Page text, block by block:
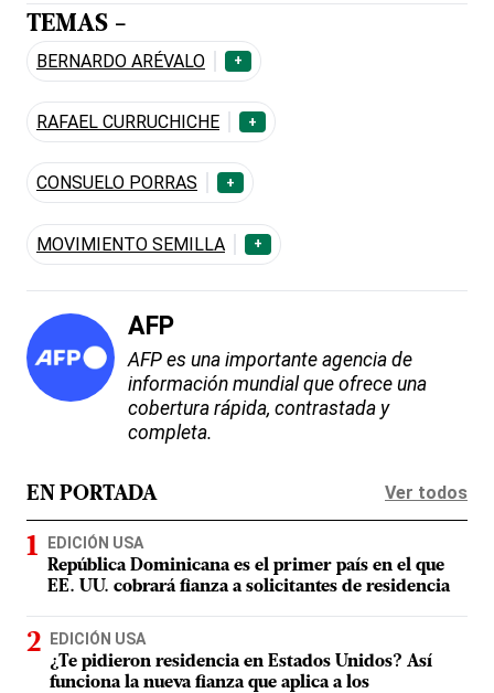
TEMAS -
BERNARDO ARÉVALO +
RAFAEL CURRUCHICHE +
CONSUELO PORRAS +
MOVIMIENTO SEMILLA +
AFP
AFP es una importante agencia de
información mundial que ofrece una
cobertura rápida, contrastada y
completa.
EN PORTADA Ver todos
EDICIÓN USA
República Dominicana es el primer país en el que
EE. UU. cobrará fianza a solicitantes de residencia
EDICIÓN USA
¿Te pidieron residencia en Estados Unidos? Así
funciona la nueva fianza que aplica a los